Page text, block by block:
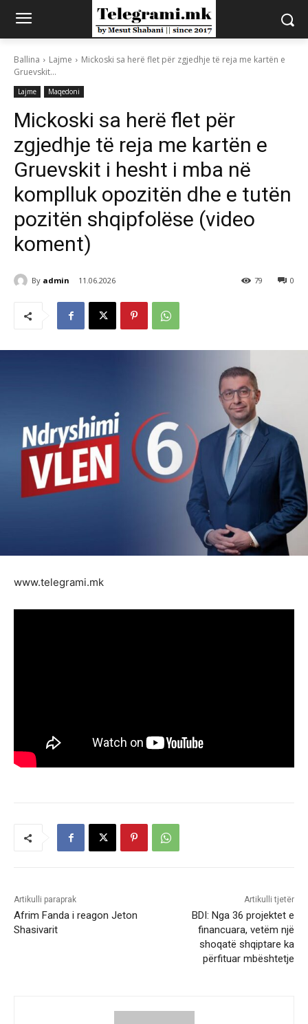
Ballina Lajme
Mickoski sa herë flet për zgjedhje të reja me kartën e
Gruevskit...
Lajme Maqedoni
Mickoski sa herë flet për
zgjedhje të reja me kartën e
Gruevskit i hesht i mba në
komplluk opozitën dhe e tutën
pozitën shqipfolëse (video
koment)
By admin 11.06.2026 0
79
www.telegrami.mk
Artikulli paraprak
Afrim Fanda i reagon Jeton
Shasivarit
Artikulli tjetër
BDI: Nga 36 projektet e
financuara, vetëm një
shoqatë shqiptare ka
përfituar mbështetje